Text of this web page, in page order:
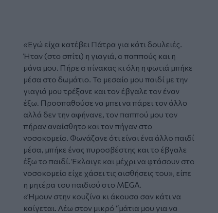
«Εγώ είχα κατέβει Πάτρα για κάτι δουλειές.
Ήταν (στο σπίτι) η γιαγιά, ο παππούς και η
μάνα μου. Πήρε ο πίνακας κι όλη η φωτιά μπήκε
μέσα στο δωμάτιο. Το μεσαίο μου παιδί με την
γιαγιά μου τρέξανε και τον έβγαλε τον έναν
έξω. Προσπαθούσε να μπει να πάρει τον άλλο
αλλά δεν την αφήνανε, τον παππού μου τον
πήραν αναίσθητο και τον πήγαν στο
νοσοκομείο. Φωνάζανε ότι είναι ένα άλλο παιδί
μέσα, μπήκε ένας πυροσβέστης και το έβγαλε
έξω το παιδί. Έκλαιγε και μέχρι να φτάσουν στο
νοσοκομείο είχε χάσει τις αισθήσεις του», είπε
η μητέρα του παιδιού στο MEGA.
«Ήμουν στην κουζίνα κι άκουσα σαν κάτι να
καίγεται. Λέω στον μικρό “μάτια μου για να